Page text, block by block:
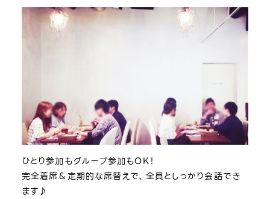
ひとり参加もグループ参加もOK！
完全着席＆定期的な席替えで、全員としっかり会話でき
ます♪